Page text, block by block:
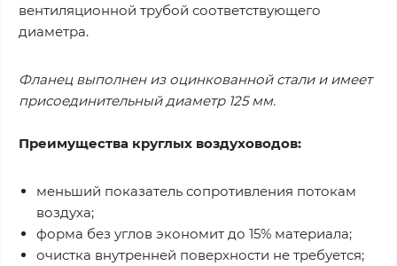
вентиляционной трубой соответствующего
диаметра.
Фланец выполнен из оцинкованной стали и имеет
присоединительный диаметр 125 мм.
Преимущества круглых воздуховодов:
меньший показатель сопротивления потокам
воздуха;
форма без углов экономит до 15% материала;
очистка внутренней поверхности не требуется;